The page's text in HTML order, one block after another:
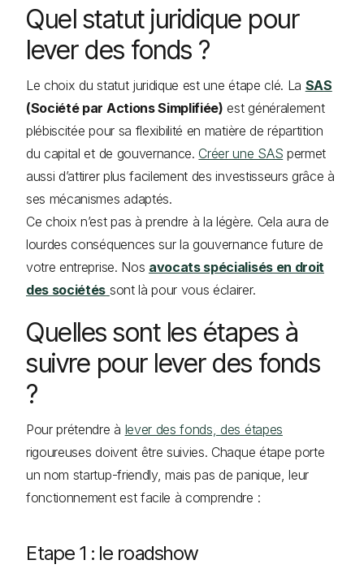
Quel statut juridique pour
lever des fonds ?
Le choix du statut juridique est une étape clé. La SAS
(Société par Actions Simplifiée) est généralement
plébiscitée pour sa flexibilité en matière de répartition
du capital et de gouvernance. Créer une SAS permet
aussi d’attirer plus facilement des investisseurs grâce à
ses mécanismes adaptés.
Ce choix n’est pas à prendre à la légère. Cela aura de
lourdes conséquences sur la gouvernance future de
votre entreprise. Nos avocats spécialisés en droit
des sociétés sont là pour vous éclairer.
Quelles sont les étapes à
suivre pour lever des fonds
?
Pour prétendre à lever des fonds, des étapes
rigoureuses doivent être suivies. Chaque étape porte
un nom startup-friendly, mais pas de panique, leur
fonctionnement est facile à comprendre :
Etape 1 : le roadshow